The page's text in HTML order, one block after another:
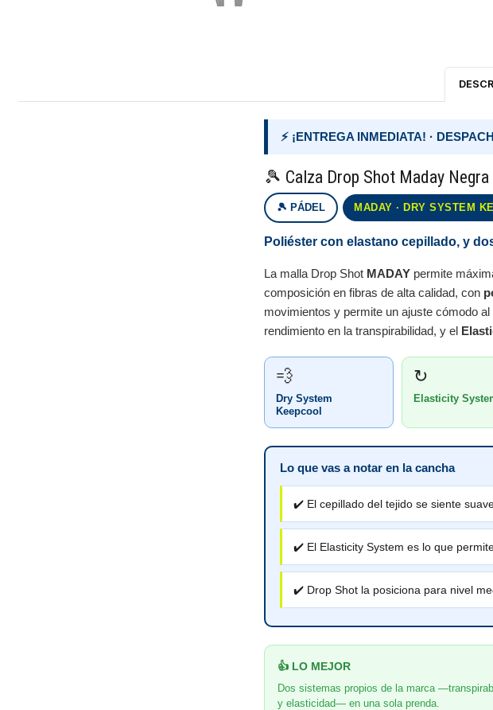
⚡ ¡ENTREGA INMEDIATA! ·
🎾 Calza Drop Shot Maday Negra
🎾 PÁDEL MADAY · DRY SYSTEM
Poliéster con elastano cepillado, y
La malla Drop Shot MADAY permite
composición en fibras de alta calidad, con
movimientos y permite un ajuste cómodo
rendimiento en la transpirabilidad, y el
💨
Dry System
Keepcool
↻
Elasticity
Lo que vas a notar en la cancha
✔️ El cepillado del tejido se siente
✔️ El Elasticity System es lo que
✔️ Drop Shot la posiciona para nivel
👍 LO MEJOR
Dos sistemas propios de la marca
y elasticidad— en una sola prenda.